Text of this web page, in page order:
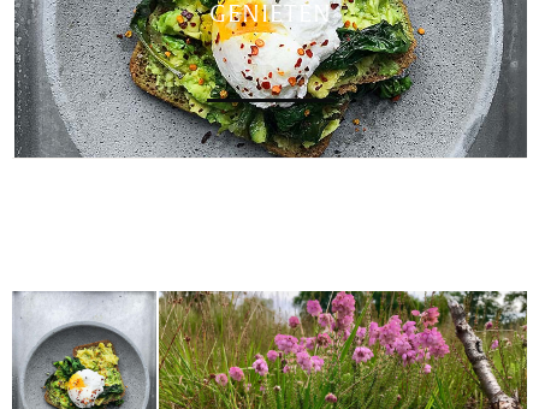
GENIETEN